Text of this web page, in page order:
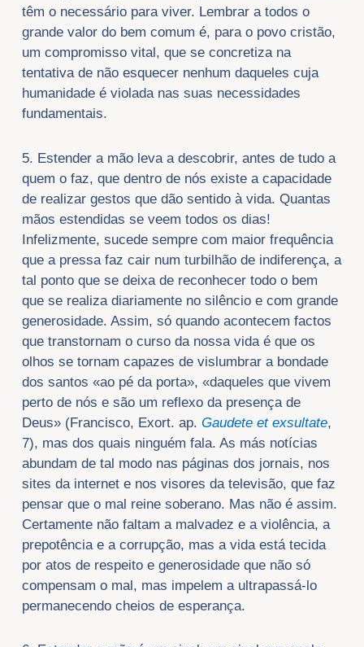
têm o necessário para viver. Lembrar a todos o
grande valor do bem comum é, para o povo cristão,
um compromisso vital, que se concretiza na
tentativa de não esquecer nenhum daqueles cuja
humanidade é violada nas suas necessidades
fundamentais.
5. Estender a mão leva a descobrir, antes de tudo a
quem o faz, que dentro de nós existe a capacidade
de realizar gestos que dão sentido à vida. Quantas
mãos estendidas se veem todos os dias!
Infelizmente, sucede sempre com maior frequência
que a pressa faz cair num turbilhão de indiferença, a
tal ponto que se deixa de reconhecer todo o bem
que se realiza diariamente no silêncio e com grande
generosidade. Assim, só quando acontecem factos
que transtornam o curso da nossa vida é que os
olhos se tornam capazes de vislumbrar a bondade
dos santos «ao pé da porta», «daqueles que vivem
perto de nós e são um reflexo da presença de
Deus» (Francisco, Exort. ap. Gaudete et exsultate,
7), mas dos quais ninguém fala. As más notícias
abundam de tal modo nas páginas dos jornais, nos
sites da internet e nos visores da televisão, que faz
pensar que o mal reine soberano. Mas não é assim.
Certamente não faltam a malvadez e a violência, a
prepotência e a corrupção, mas a vida está tecida
por atos de respeito e generosidade que não só
compensam o mal, mas impelem a ultrapassá-lo
permanecendo cheios de esperança.